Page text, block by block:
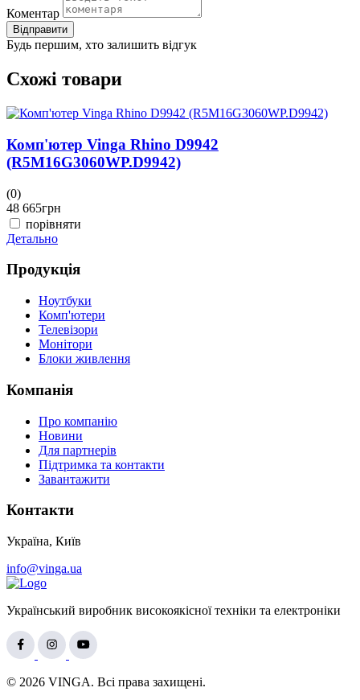
Коментар
Відправити
Будь першим, хто залишить відгук
Схожі товари
Комп'ютер Vinga Rhino D9942
(R5M16G3060WP.D9942)
(0)
48 665грн
порівняти
Детально
Продукція
Ноутбуки
Комп'ютери
Телевізори
Монітори
Блоки живлення
Компанія
Про компанію
Новини
Для партнерів
Підтримка та контакти
Завантажити
Контакти
Україна, Київ
info@vinga.ua
Український виробник високоякісної техніки та електроніки
© 2026 VINGA. Всі права захищені.